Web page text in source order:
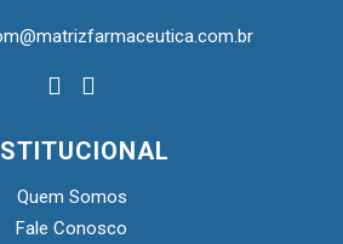
de vida
Quem Somos
Fale Conosco